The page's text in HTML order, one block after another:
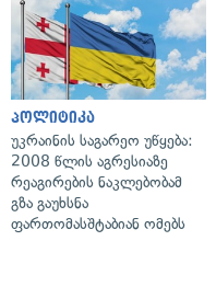
პოლიტიკა
უკრაინის საგარეო უწყება:
2008 წლის აგრესიაზე
რეაგირების ნაკლებობამ
გზა გაუხსნა
ფართომასშტაბიან ომებს